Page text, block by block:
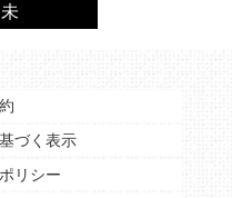
づく表示
リシー